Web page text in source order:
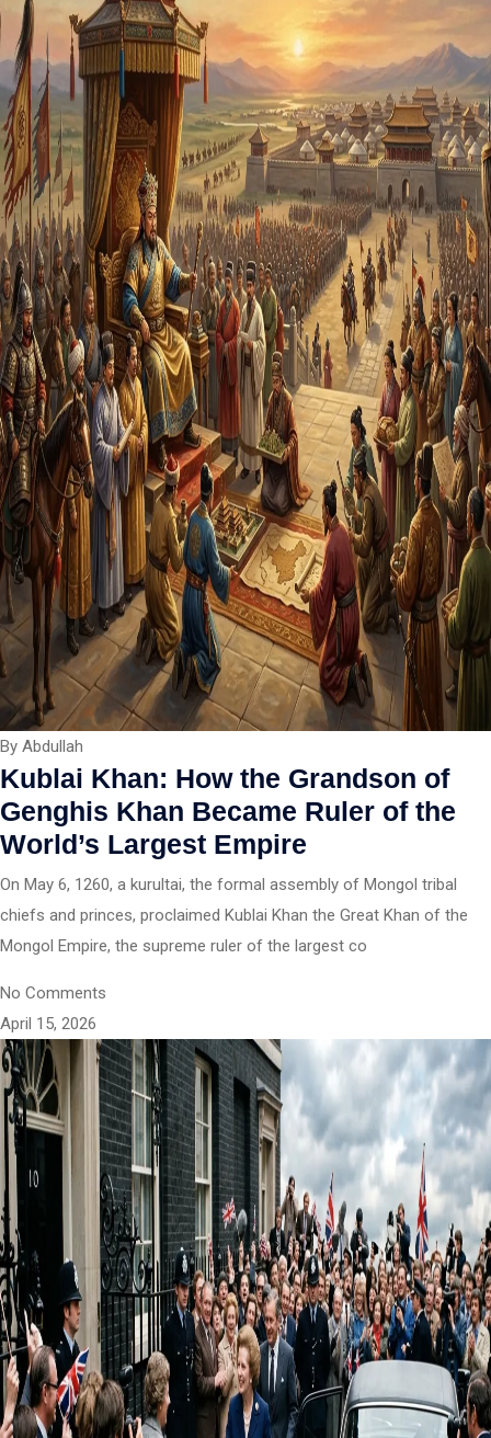
By Abdullah
Kublai Khan: How the Grandson of
Genghis Khan Became Ruler of the
World’s Largest Empire
On May 6, 1260, a kurultai, the formal assembly of Mongol tribal
chiefs and princes, proclaimed Kublai Khan the Great Khan of the
Mongol Empire, the supreme ruler of the largest co
No Comments
April 15, 2026